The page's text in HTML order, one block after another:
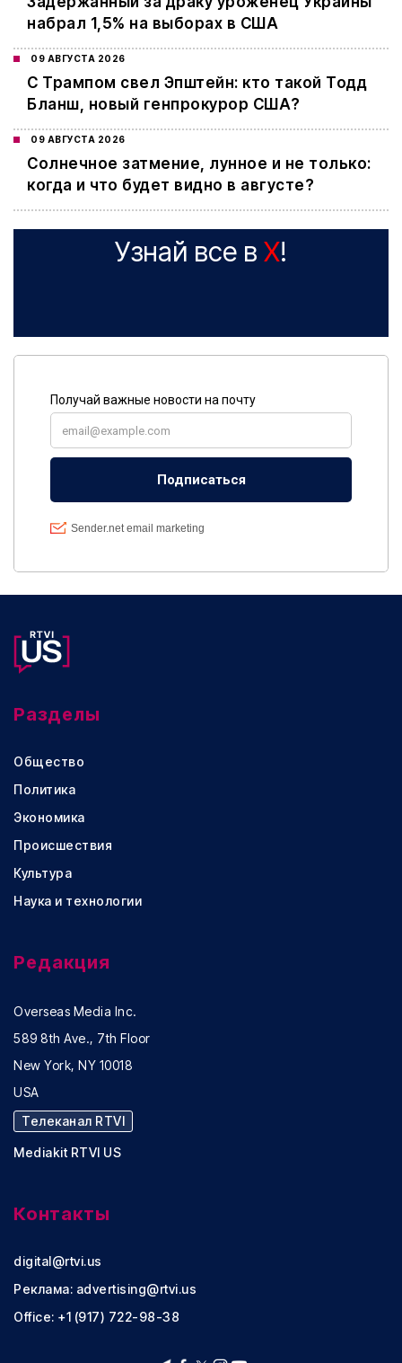
набрал 1,5% на выборах в США
09 АВГУСТА 2026
С Трампом свел Эпштейн: кто такой Тодд
Бланш, новый генпрокурор США?
09 АВГУСТА 2026
Cолнечное затмение, лунное и не только:
когда и что будет видно в августе?
Узнай все в X!
Разделы
Общество
Политика
Экономика
Происшествия
Культура
Наука и технологии
Редакция
Overseas Media Inc.
589 8th Ave., 7th Floor
New York, NY 10018
USA
Телеканал RTVI
Mediakit RTVI US
Контакты
digital@rtvi.us
Реклама: advertising@rtvi.us
Office: +1 (917) 722-98-38